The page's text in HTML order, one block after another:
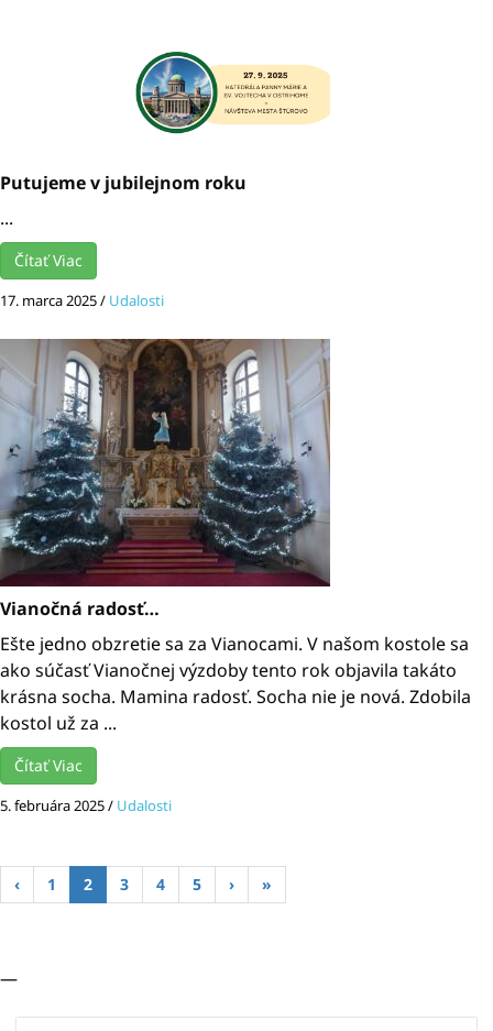
Putujeme v jubilejnom roku
...
Čítať Viac
17. marca 2025/ Udalosti
Vianočná radosť…
Ešte jedno obzretie sa za Vianocami. V našom kostole sa
ako súčasť Vianočnej výzdoby tento rok objavila takáto
krásna socha. Mamina radosť. Socha nie je nová. Zdobila
kostol už za ...
Čítať Viac
5. februára 2025/ Udalosti
‹ 1 2 3 4 5 › »
—